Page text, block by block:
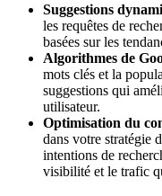
Suggestions
les requêtes de
basées sur les
Algorithmes de
mots clés et la
suggestions qui
utilisateur.
Optimisation du
dans votre stratégie
intentions de
visibilité et le trafic